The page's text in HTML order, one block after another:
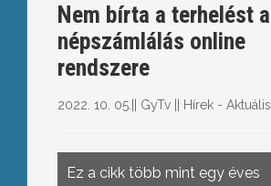
Nem bírta a terhelést a
népszámlálás online
rendszere
2022. 10. 05. GyTv|| Hírek - Aktuális
Ez a cikk több mint egy éves